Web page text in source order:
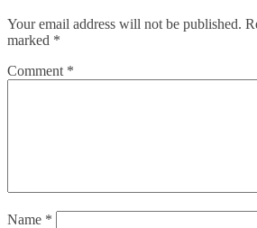
Your email address will not be published.
marked *
Comment *
Name *